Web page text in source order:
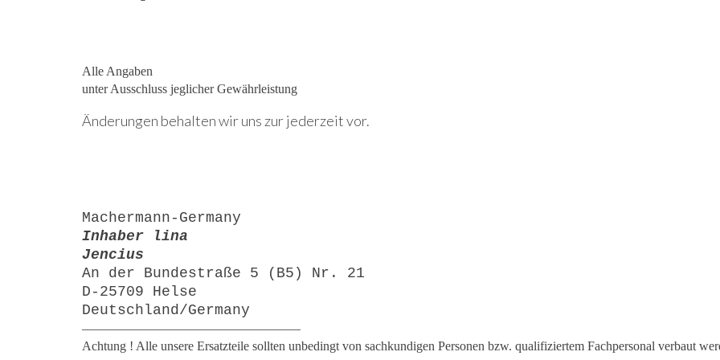
Alle Angaben
unter Ausschluss jeglicher Gewährleistung
Änderungen behalten wir uns zur jederzeit vor.
Machermann-Germany
Inhaber lina
Jencius
An der Bundestraße 5 (B5) Nr. 21
D-25709 Helse
Deutschland/Germany
—————————————————
Achtung ! Alle unsere Ersatzteile sollten unbedingt von sachkundigen Personen bzw. qualifiziertem Fachpersonal verbaut